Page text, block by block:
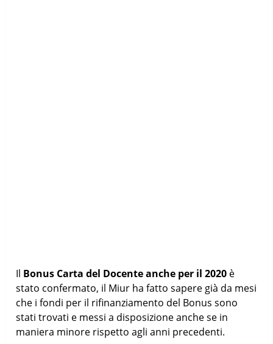
Il Bonus Carta del Docente anche per il 2020 è
stato confermato, il Miur ha fatto sapere già da mesi
che i fondi per il rifinanziamento del Bonus sono
stati trovati e messi a disposizione anche se in
maniera minore rispetto agli anni precedenti.